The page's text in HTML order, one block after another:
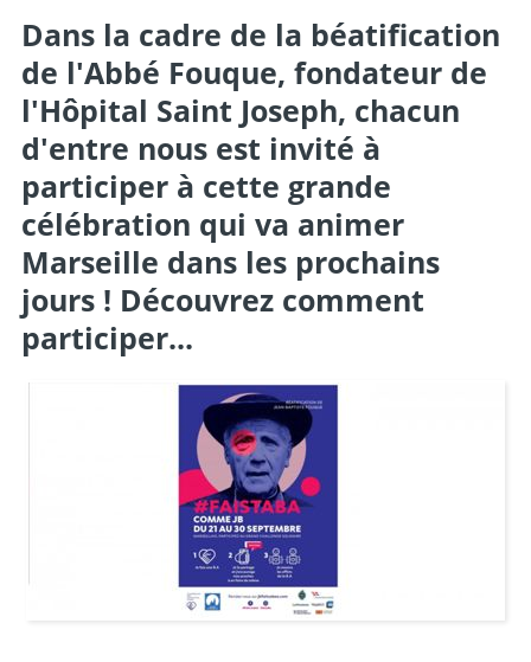
Dans la cadre de la béatification
de l'Abbé Fouque, fondateur de
l'Hôpital Saint Joseph, chacun
d'entre nous est invité à
participer à cette grande
célébration qui va animer
Marseille dans les prochains
jours ! Découvrez comment
participer...